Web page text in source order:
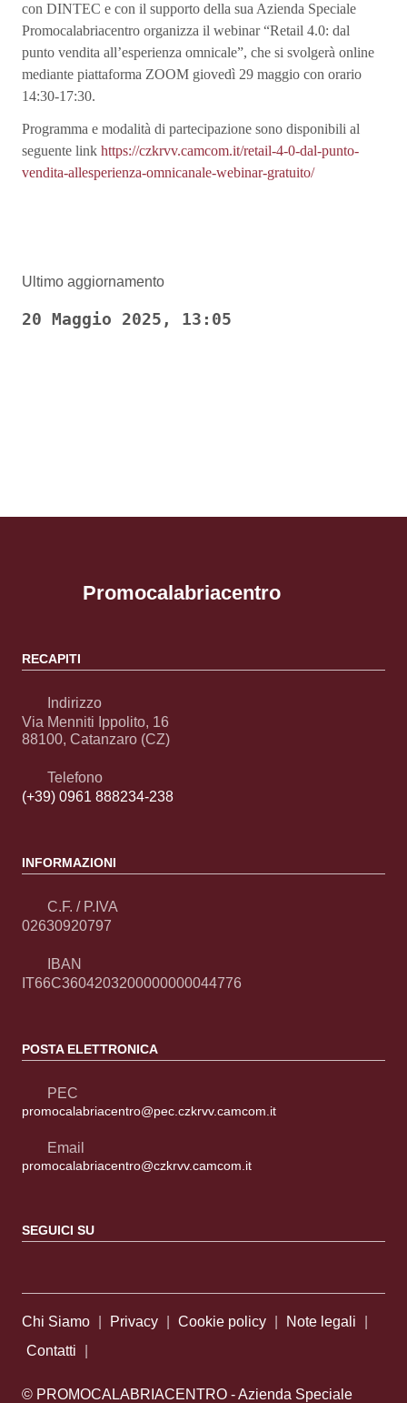
con DINTEC e con il supporto della sua Azienda Speciale
Promocalabriacentro organizza il webinar “Retail 4.0: dal
punto vendita all’esperienza omnicale”, che si svolgerà online
mediante piattaforma ZOOM giovedì 29 maggio con orario
14:30-17:30.
Programma e modalità di partecipazione sono disponibili al
seguente link https://czkrvv.camcom.it/retail-4-0-dal-punto-
vendita-allesperienza-omnicanale-webinar-gratuito/
Ultimo aggiornamento
20 Maggio 2025, 13:05
Promocalabriacentro
RECAPITI
Indirizzo
Via Menniti Ippolito, 16
88100, Catanzaro (CZ)
Telefono
(+39) 0961 888234-238
INFORMAZIONI
C.F. / P.IVA
02630920797
IBAN
IT66C3604203200000000044776
POSTA ELETTRONICA
PEC
promocalabriacentro@pec.czkrvv.camcom.it
Email
promocalabriacentro@czkrvv.camcom.it
SEGUICI SU
Sezione Link Utili
Chi Siamo Privacy Cookie policy Note legali
Contatti
© PROMOCALABRIACENTRO - Azienda Speciale